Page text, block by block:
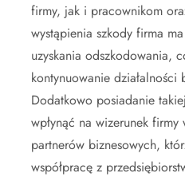
firmy, jak i pracownikom
wystąpienia szkody firma
uzyskania odszkodowania,
kontynuowanie działalności
Dodatkowo posiadanie
wpłynąć na wizerunek
partnerów biznesowych,
współpracę z